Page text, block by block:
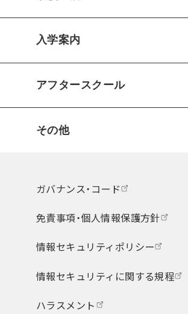
入学案内
アフタースクール
その他
ガバナンス・コード
免責事項・個人情報保護方針
情報セキュリティポリシー
情報セキュリティに関する規程
ハラスメント